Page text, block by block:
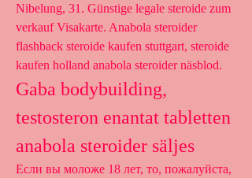
Nibelung, 31. Günstige legale steroide zum
verkauf Visakarte. Anabola steroider
flashback steroide kaufen stuttgart, steroide
kaufen holland anabola steroider näsblod.
Gaba bodybuilding,
testosteron enantat tabletten
anabola steroider säljes
Если вы моложе 18 лет, то, пожалуйста,